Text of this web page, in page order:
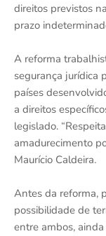
direitos previstos
prazo
A reforma
segurança jurídica
países
a direitos
legislado.
amadurecimento
Maurício Caldeira.
Antes da reforma,
possibilidade de
entre ambos,